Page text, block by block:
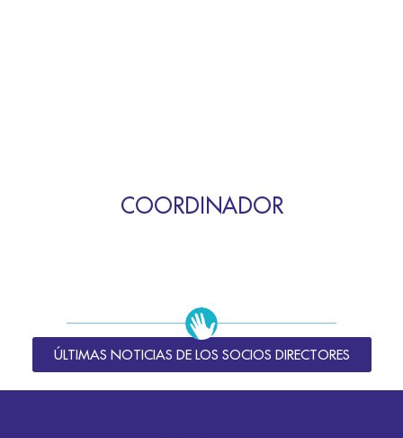
COORDINADOR
ÚLTIMAS NOTICIAS DE LOS SOCIOS DIRECTORES